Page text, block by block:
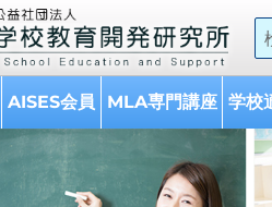
AISES会員 MLA専門講座 学校